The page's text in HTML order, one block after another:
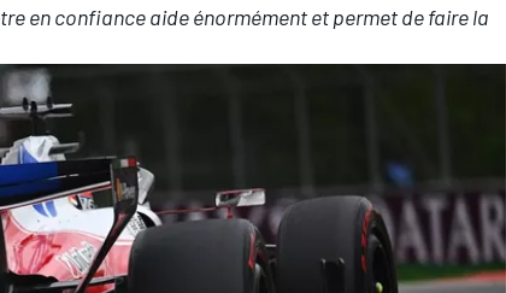
en confiance aide énormément et permet de faire la